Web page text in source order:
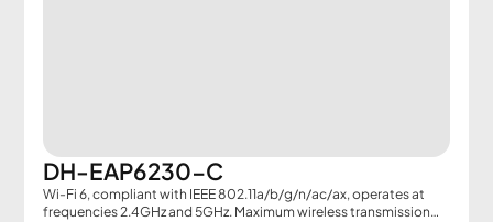
DH-EAP6230-C
Wi-Fi 6, compliant with IEEE 802.11a/b/g/n/ac/ax, operates at
frequencies 2.4GHz and 5GHz. Maximum wireless transmission